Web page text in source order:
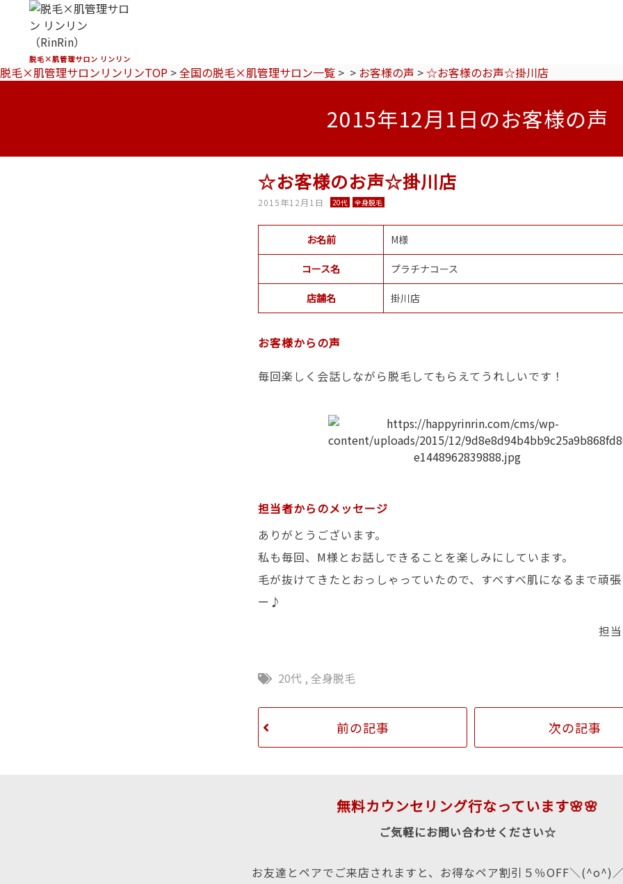
脱毛×肌管理サロン リンリン
脱毛×肌管理サロンリンリンTOP >全国の脱毛×肌管理サロン一覧 > > お客様の声 >☆お客様のお声☆掛川店
2015年12月1日のお客様の声
☆お客様のお声☆掛川店
2015年12月1日 20代 全身脱毛
お名前 M様
コース名 プラチナコース
店舗名 掛川店
お客様からの声
毎回楽しく会話しながら脱毛してもらえてうれしいです！
担当者からのメッセージ
ありがとうございます。
私も毎回、M様とお話しできることを楽しみにしています。
毛が抜けてきたとおっしゃっていたので、すべすべ肌になるまで頑
ー♪
担
20代 ,全身脱毛
前の記事 次の記事
無料カウンセリング行なっています🌸🌸
ご気軽にお問い合わせください☆
お友達とペアでご来店されますと、お得なペア割引５％OFF＼(^o^)